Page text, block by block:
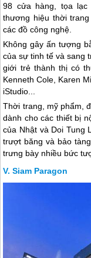
98 cửa hàng, tọa
thương hiệu thời
các đồ công nghệ.
Không gây ấn tượng
của sự tinh tế và sang
giới trẻ thành thị có
Kenneth Cole, Karen
iStudio...
Thời trang, mỹ phẩm,
dành cho các thiết bị
của Nhật và Doi Tung
trượt băng và bảo
trưng bày nhiều bức
Siam Paragon